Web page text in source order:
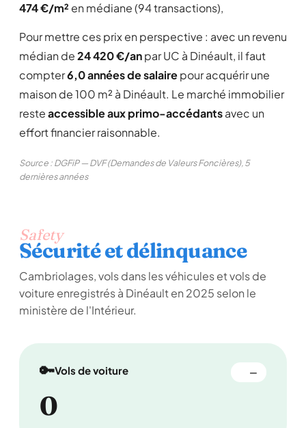
474 €/m² en médiane (94 transactions),
Pour mettre ces prix en perspective : avec un revenu
médian de24 420 €/anpar UC à Dinéault, il faut
compter6,0 années de salairepour acquérir une
maison de 100 m² à Dinéault. Le marché immobilier
resteaccessible aux primo-accédantsavec un
effort financier raisonnable.
Source : DGFiP — DVF (Demandes de Valeurs Foncières), 5
dernières années
Safety
Sécurité et délinquance
Cambriolages, vols dans les véhicules et vols de
voiture enregistrés à Dinéault en 2025 selon le
ministère de l'Intérieur.
🔑Vols de voiture —
0